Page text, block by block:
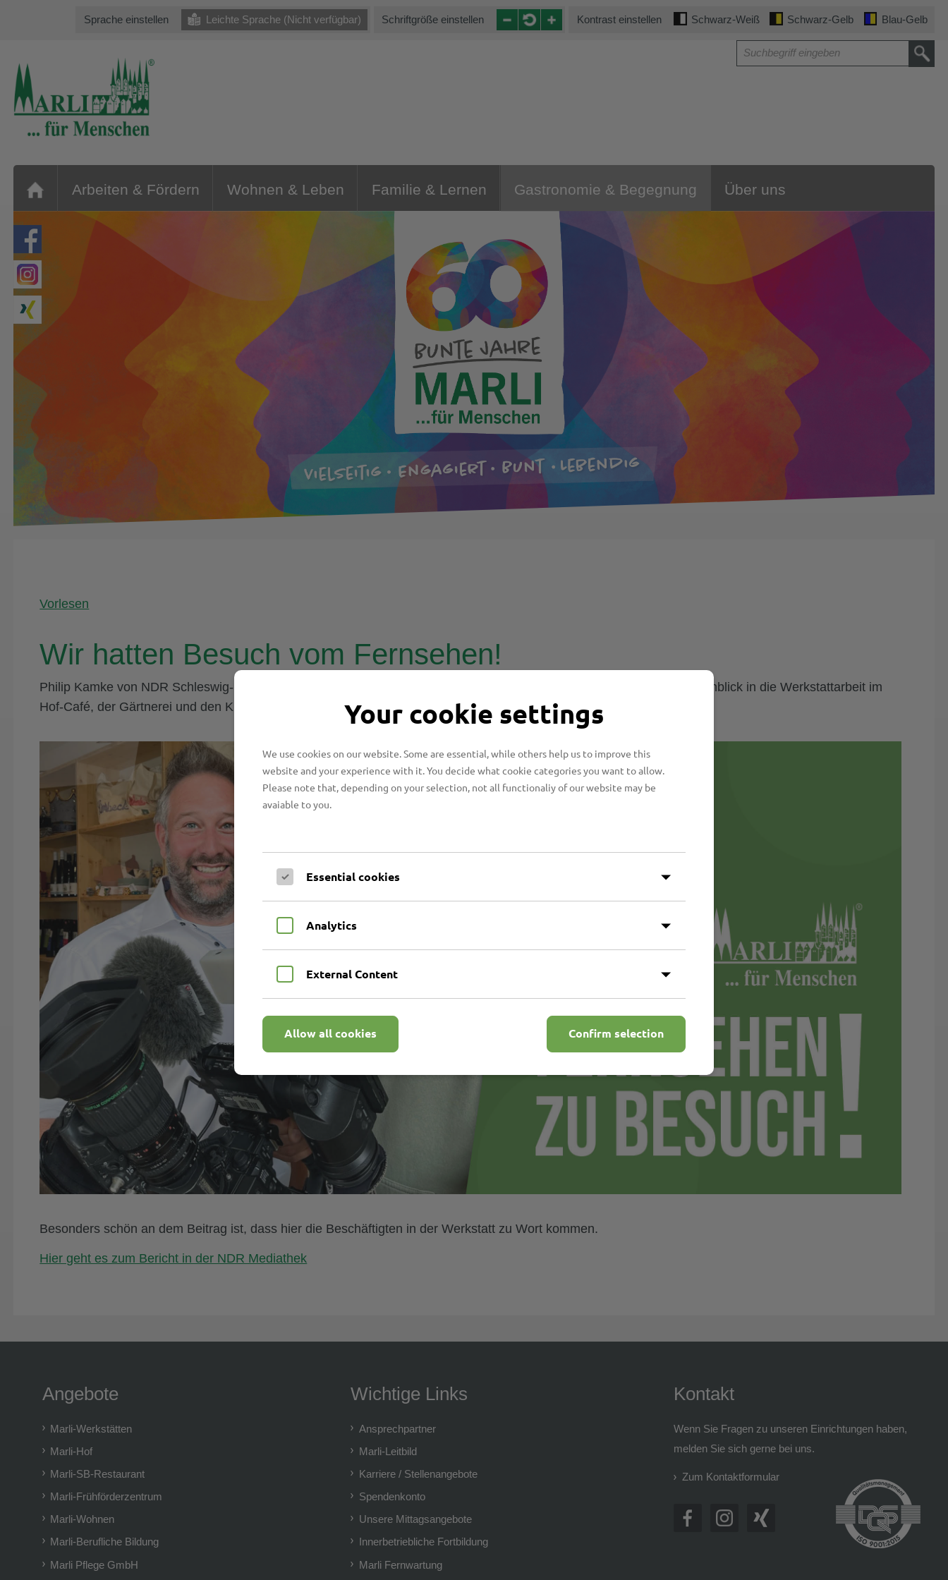
Sprache einstellen Leichte Sprache (Nicht verfügbar) Schriftgröße einstellen Kontrast einstellen Schwarz-Weiß Schwarz-Gelb Blau-Gelb
Arbeiten & Fördern Wohnen & Leben Familie & Lernen Gastronomie & Begegnung Über uns
Vorlesen
Wir hatten Besuch vom Fernsehen!
Philip Kamke von NDR Schleswig-Holstein Magazin war bei uns am Mittwoch, den 18. September und hat sich einen Einblick in die Werkstattarbeit im
Hof-Café, der Gärtnerei und den Kreativwerkstätten der Kerzenwerkstatt und des Ideenreichs verschafft.
Besonders schön an dem Beitrag ist, dass hier die Beschäftigten in der Werkstatt zu Wort kommen.
Hier geht es zum Bericht in der NDR Mediathek
Angebote
Marli-Werkstätten
Marli-Hof
Marli-SB-Restaurant
Marli-Frühförderzentrum
Marli-Wohnen
Marli-Berufliche Bildung
Marli Pflege GmbH
Wichtige Links
Ansprechpartner
Marli-Leitbild
Karriere / Stellenangebote
Spendenkonto
Unsere Mittagsangebote
Innerbetriebliche Fortbildung
Marli Fernwartung
Kontakt
Wenn Sie Fragen zu unseren Einrichtungen haben,
melden Sie sich gerne bei uns.
Zum Kontaktformular
Your cookie settings
We use cookies on our website. Some are essential, while others help us to improve this
website and your experience with it. You decide what cookie categories you want to allow.
Please note that, depending on your selection, not all functionaliy of our website may be
avaiable to you.
Essential cookies
Analytics
External Content
Allow all cookies Confirm selection